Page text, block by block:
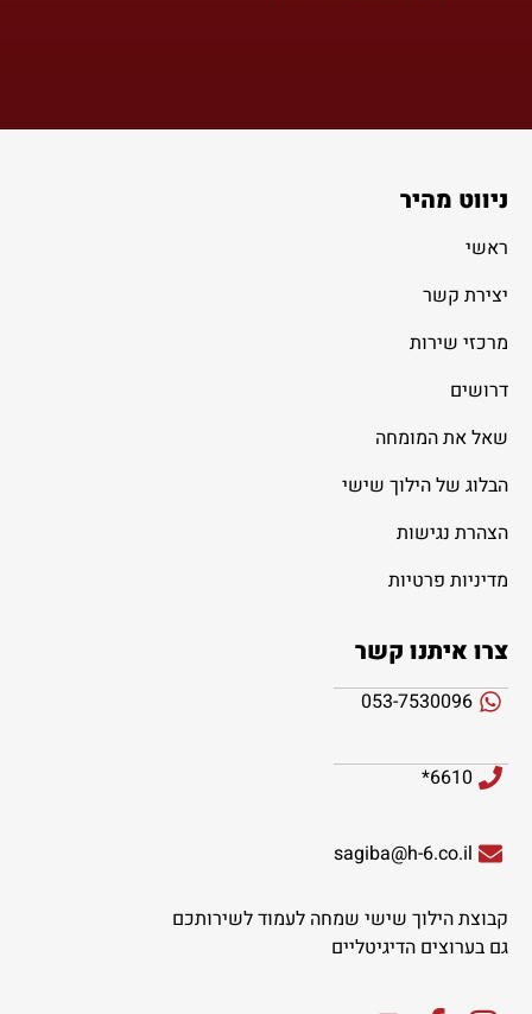
ניווט מהיר
ראשי
יצירת קשר
מרכזי שירות
דרושים
שאל את המומחה
הבלוג של הילוך שישי
הצהרת נגישות
מדיניות פרטיות
צרו איתנו קשר
053-7530096
6610*
sagiba@h-6.co.il
קבוצת הילוך שישי שמחה לעמוד לשירותכם
גם בערוצים הדיגיטליים